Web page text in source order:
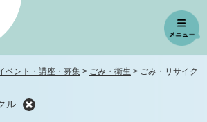
ベント・講座・募集 > ごみ・衛生 > ごみ・リサイク
ル